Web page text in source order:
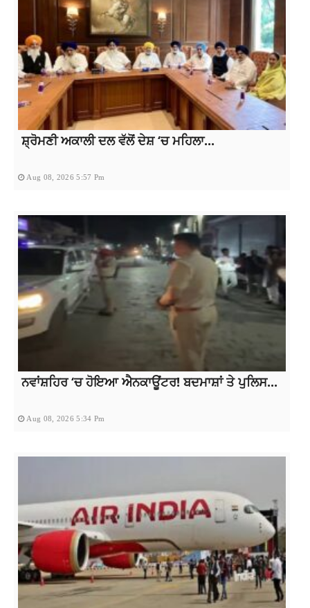
ਸ਼੍ਰੋਮਣੀ ਅਕਾਲੀ ਦਲ ਵੱਲੋਂ ਦੇਸ਼ ‘ਚ ਮਹਿਲਾ...
Aug 08, 2026 5:57 Pm
ਨਵਾਂਸ਼ਹਿਰ ‘ਚ ਹੋਇਆ ਐਨਕਾਊਂਟਰ! ਬਦਮਾਸ਼ਾਂ ਤੇ ਪੁਲਿਸ...
Aug 08, 2026 5:34 Pm